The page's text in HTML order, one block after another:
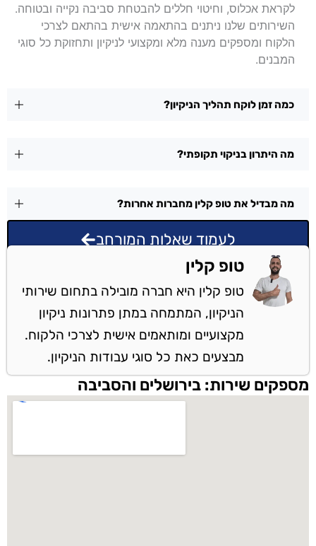
לקראת אכלוס, וחיטוי חללים להבטחת סביבה נקייה ובטוחה.
השירותים שלנו ניתנים בהתאמה אישית בהתאם לצרכי
הלקוח ומספקים מענה מלא ומקצועי לניקיון ותחזוקת כל סוגי
המבנים.
כמה זמן לוקח תהליך הניקיון?
מה היתרון בניקוי תקופתי?
מה מבדיל את טופ קלין מחברות אחרות?
לעמוד שאלות המורחב
טופ קלין
טופ קלין היא חברה מובילה בתחום שירותי
הניקיון, המתמחה במתן פתרונות ניקיון
מקצועיים ומותאמים אישית לצרכי הלקוח.
מבצעים כאת כל סוגי עבודות הניקיון.
מספקים שירות: בירושלים והסביבה